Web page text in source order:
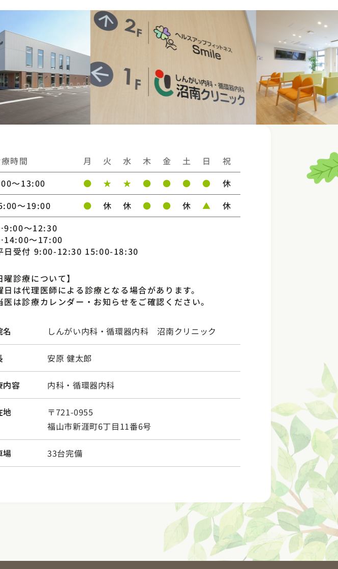
時間 月 火 水 木 金 土 日
祝
～13:00
● ★ ★ ● ● ● ●
休
〜19:00
● 休 休 ● ● 休 ▲
休
～12:30
～17:00
日受付 9:00-12:30 15:00-18:30
曜診療について】
日は代理医師による診療となる場合があります。
医は診療カレンダー・お知らせをご確認ください。
名 しんがい内科・循環器内科 沼南クリニック
安原 健太郎
内容 内科・循環器内科
地
〒721-0955
福山市新涯町6丁目11番6号
場 33台完備